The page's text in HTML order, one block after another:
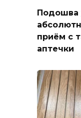
Подошва
приём с
аптечки